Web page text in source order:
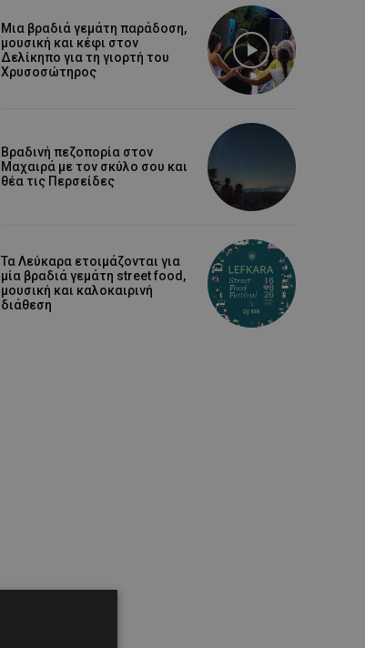
Μια βραδιά γεμάτη παράδοση,
μουσική και κέφι στον
Δελίκηπο για τη γιορτή του
Χρυσοσώτηρος
Βραδινή πεζοπορία στον
Μαχαιρά με τον σκύλο σου και
θέα τις Περσείδες
Τα Λεύκαρα ετοιμάζονται για
μία βραδιά γεμάτη street food,
μουσική και καλοκαιρινή
διάθεση